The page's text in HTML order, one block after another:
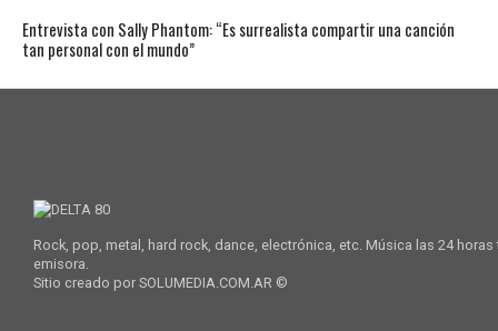
Entrevista con Sally Phantom: “Es surrealista compartir una canción
tan personal con el mundo”
Rock, pop, metal, hard rock, dance, electrónica, etc. Música las 24
emisora.
Sitio creado por SOLUMEDIA.COM.AR ©